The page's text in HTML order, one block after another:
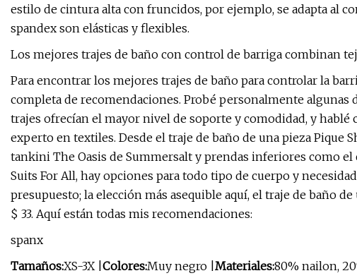
estilo de cintura alta con fruncidos, por ejemplo, se adapta al
spandex son elásticas y flexibles.
Los mejores trajes de baño con control de barriga combinan
Para encontrar los mejores trajes de baño para controlar la
completa de recomendaciones. Probé personalmente algunas
trajes ofrecían el mayor nivel de soporte y comodidad, y
experto en textiles. Desde el traje de baño de una pieza Pique
tankini The Oasis de Summersalt y prendas inferiores como
Suits For All, hay opciones para todo tipo de cuerpo y
presupuesto; la elección más asequible aquí, el traje de baño
$ 33. Aquí están todas mis recomendaciones:
spanx
Tamaños:XS-3X | Colores:Muy negro | Materiales:80% nailon,